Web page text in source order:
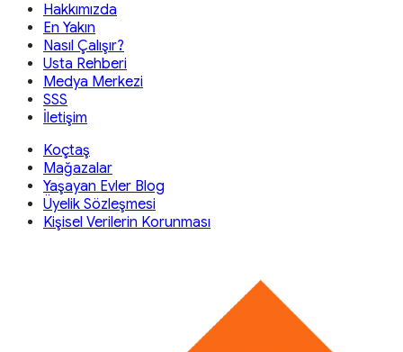
Hakkımızda
En Yakın
Nasıl Çalışır?
Usta Rehberi
Medya Merkezi
SSS
İletişim
Koçtaş
Mağazalar
Yaşayan Evler Blog
Üyelik Sözleşmesi
Kişisel Verilerin Korunması